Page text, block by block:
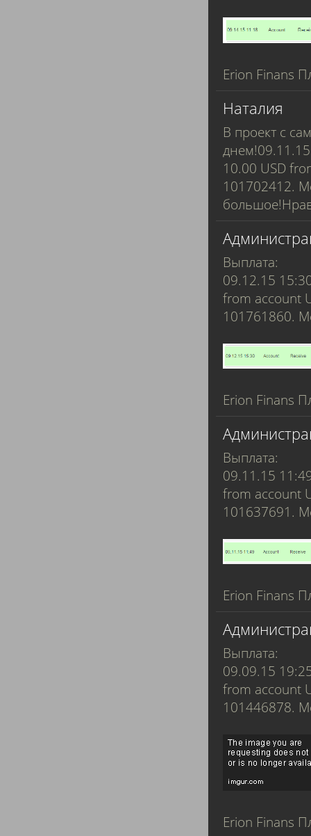
Erion Finans
Наталия
В проект с
10.00 USD
101702412.
Выплата:
09.12.15
from account
101761860.
Erion Finans
Выплата:
09.11.15
from account
101637691.
Erion Finans
Выплата:
09.09.15
from account
101446878.
Erion Finans